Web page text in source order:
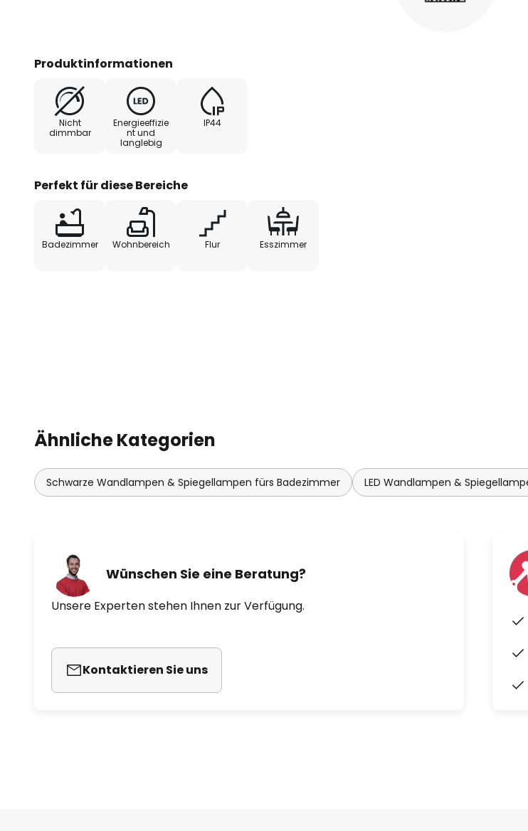
Produktinformationen
Nicht
dimmbar
Energieeffizie
nt und
langlebig
IP44
Perfekt für diese Bereiche
Badezimmer Wohnbereich Flur Esszimmer
Ähnliche Kategorien
Schwarze Wandlampen & Spiegellampen fürs Badezimmer LED Wandlampen &
Wünschen Sie eine Beratung?
Unsere Experten stehen Ihnen zur Verfügung.
Kontaktieren Sie uns